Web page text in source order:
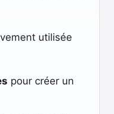
utilisée
pour créer un